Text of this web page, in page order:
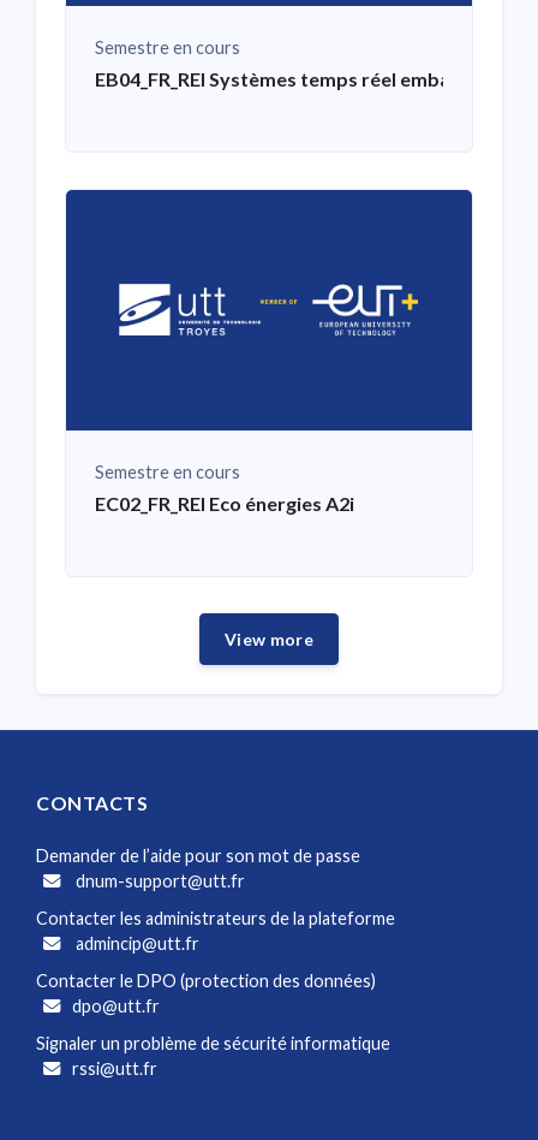
Semestre en cours
EB04_FR_REI Systèmes temps réel embarqués
Semestre en cours
EC02_FR_REI Eco énergies A2i
View more
CONTACTS
Demander de l’aide pour son mot de passe
dnum-support@utt.fr
Contacter les administrateurs de la plateforme
admincip@utt.fr
Contacter le DPO (protection des données)
dpo@utt.fr
Signaler un problème de sécurité informatique
rssi@utt.fr